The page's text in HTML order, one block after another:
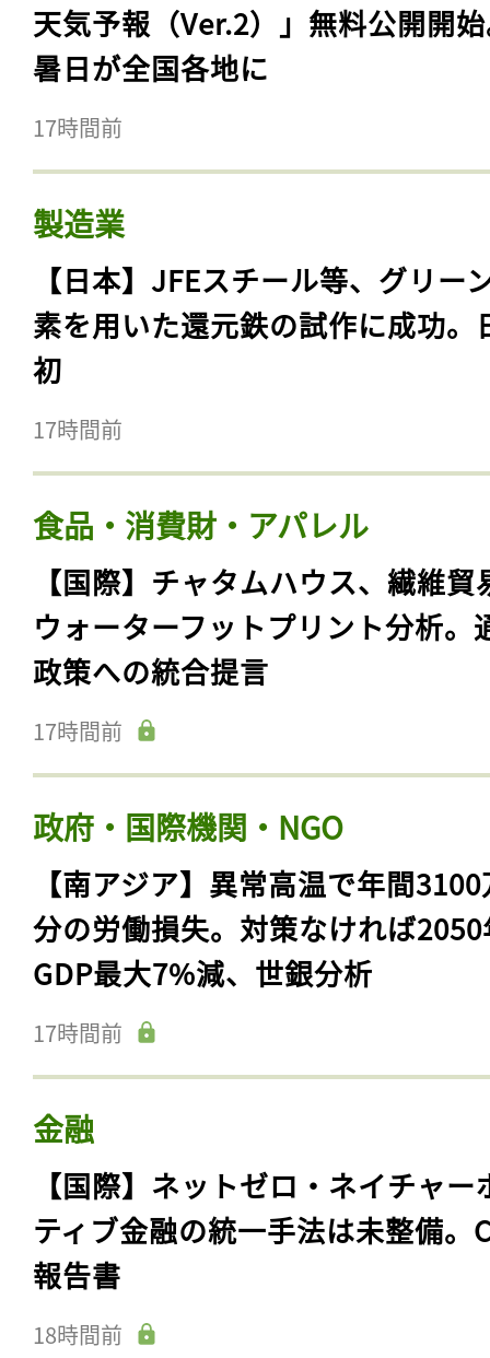
天気予報（Ver.2）」無料公開開
暑日が全国各地に
17時間前
製造業
【日本】JFEスチール等、グリー
素を用いた還元鉄の試作に成功。
初
17時間前
食品・消費財・アパレル
【国際】チャタムハウス、繊維貿
ウォーターフットプリント分析。
政策への統合提言
17時間前
政府・国際機関・NGO
【南アジア】異常高温で年間
分の労働損失。対策なければ
GDP最大7%減、世銀分析
17時間前
金融
【国際】ネットゼロ・ネイチャー
ティブ金融の統一手法は未整備。
報告書
18時間前